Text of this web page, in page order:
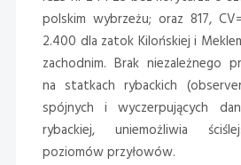
polskim wybrzeżu; oraz 817,
2.400 dla zatok Kilońskiej i
zachodnim. Brak niezależnego
na statkach rybackich
spójnych i wyczerpujących
rybackiej, uniemożliwia
poziomów przyłowów.